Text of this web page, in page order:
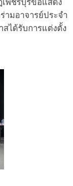
พชรบุรีขอแสดง
มอาจารย์ประจำ
ได้รับการแต่งตั้ง